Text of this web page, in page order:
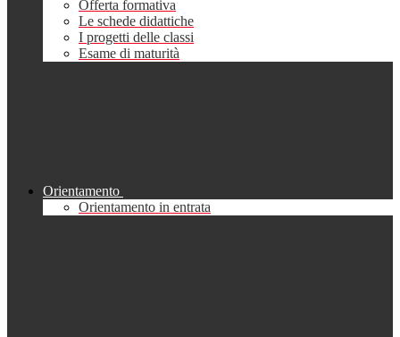
Offerta formativa
Le schede didattiche
I progetti delle classi
Esame di maturità
Orientamento
Orientamento in entrata